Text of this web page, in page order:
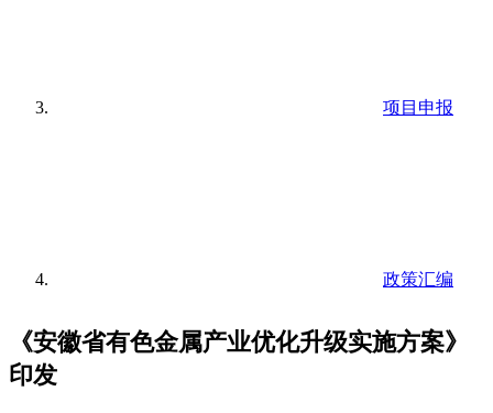
项目申报
政策汇编
《安徽省有色金属产业优化升级实施方案》
印发